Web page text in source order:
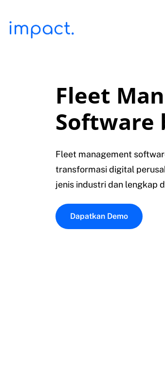
Fleet
Software
Fleet management
transformasi digital
jenis industri dan lengkap
Dapatkan Demo